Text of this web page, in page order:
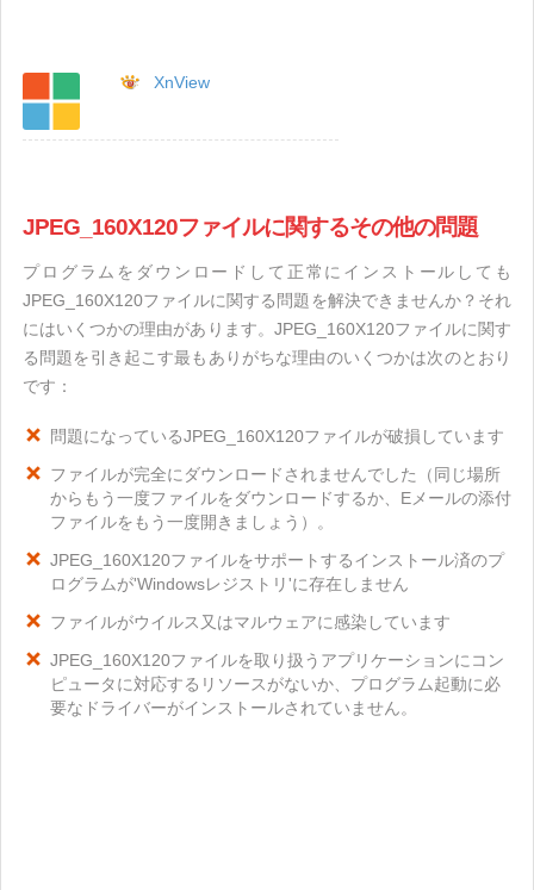
XnView
JPEG_160X120ファイルに関するその他の問題
プログラムをダウンロードして正常にインストールしても
JPEG_160X120ファイルに関する問題を解決できませんか？それ
にはいくつかの理由があります。JPEG_160X120ファイルに関す
る問題を引き起こす最もありがちな理由のいくつかは次のとおり
です：
問題になっているJPEG_160X120ファイルが破損しています
ファイルが完全にダウンロードされませんでした（同じ場所
からもう一度ファイルをダウンロードするか、Eメールの添付
ファイルをもう一度開きましょう）。
JPEG_160X120ファイルをサポートするインストール済のプ
ログラムが'Windowsレジストリ'に存在しません
ファイルがウイルス又はマルウェアに感染しています
JPEG_160X120ファイルを取り扱うアプリケーションにコン
ピュータに対応するリソースがないか、プログラム起動に必
要なドライバーがインストールされていません。